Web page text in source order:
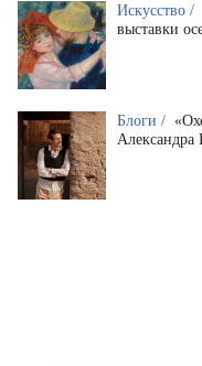
Искусство /
выставки
Блоги /
Александра